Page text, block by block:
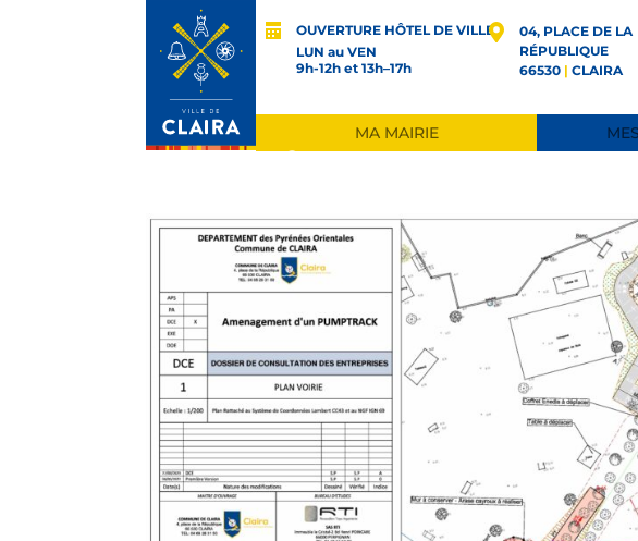
OUVERTURE HÔTEL DE VILLE
LUN au VEN
9h-12h et 13h–17h
04, PLACE DE LA
RÉPUBLIQUE
66530| CLAIRA
MA MAIRIE